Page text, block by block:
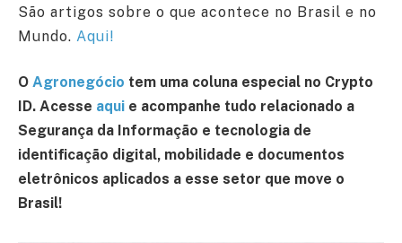
São artigos sobre o que acontece no Brasil e no
Mundo. Aqui!
O Agronegócio tem uma coluna especial no Crypto
ID. Acesse aqui e acompanhe tudo relacionado a
Segurança da Informação e tecnologia de
identificação digital, mobilidade e documentos
eletrônicos aplicados a esse setor que move o
Brasil!